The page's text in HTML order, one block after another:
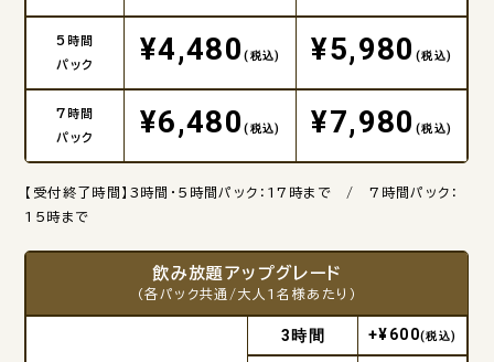
5時間
パック
¥4,480(税込) ¥5,980 (税込)
7時間
パック
¥6,480(税込) ¥7,980 (税込)
【受付終了時間】3時間・5時間パック：17時まで / 7時間パック：
15時まで
飲み放題アップグレード
（各パック共通/大人1名様あたり）
3時間 +¥600(税込)